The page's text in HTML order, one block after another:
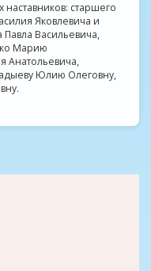
старшего
Яковлевича и
Васильевича,
Марию
Анатольевича,
Юлию Олеговну,